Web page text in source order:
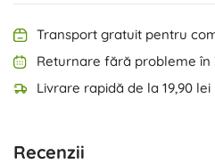
Transport gratuit pentru
Returnare fără probleme în
Livrare rapidă de la 19,90 lei
Recenzii